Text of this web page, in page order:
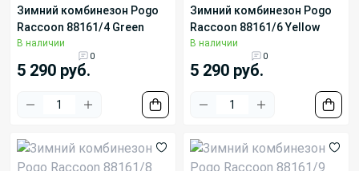
Зимний комбинезон Pogo
Raccoon 88161/4 Green
В наличии
0
5 290 руб.
Зимний комбинезон Pogo
Raccoon 88161/6 Yellow
В наличии
0
5 290 руб.